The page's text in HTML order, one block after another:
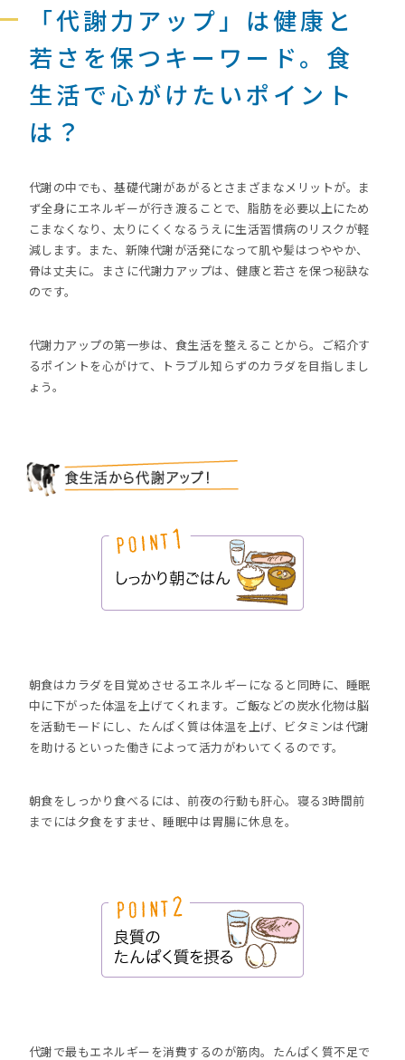
「代謝力アップ」は健康と
若さを保つキーワード。食
生活で心がけたいポイント
は？
代謝の中でも、基礎代謝があがるとさまざまなメリットが。ま
ず全身にエネルギーが行き渡ることで、脂肪を必要以上にため
こまなくなり、太りにくくなるうえに生活習慣病のリスクが軽
減します。また、新陳代謝が活発になって肌や髪はつややか、
骨は丈夫に。まさに代謝力アップは、健康と若さを保つ秘訣な
のです。
代謝力アップの第一歩は、食生活を整えることから。ご紹介す
るポイントを心がけて、トラブル知らずのカラダを目指しまし
ょう。
朝食はカラダを目覚めさせるエネルギーになると同時に、睡眠
中に下がった体温を上げてくれます。ご飯などの炭水化物は脳
を活動モードにし、たんぱく質は体温を上げ、ビタミンは代謝
を助けるといった働きによって活力がわいてくるのです。
朝食をしっかり食べるには、前夜の行動も肝心。寝る3時間前
までには夕食をすませ、睡眠中は胃腸に休息を。
代謝で最もエネルギーを消費するのが筋肉。たんぱく質不足で